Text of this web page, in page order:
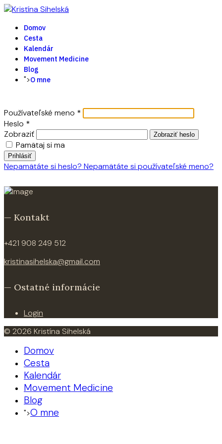
Domov
Cesta
Kalendár
Movement Medicine
Blog
">O mne
Používateľské meno *
Heslo *
Zobraziť
Zobraziť heslo
Pamätaj si ma
Prihlásiť
Nepamätáte si heslo? Nepamätáte si používateľské meno?
— Kontakt
+421 908 249 512
kristinasihelska@gmail.com
— Ostatné informácie
Login
© 2026 Kristína Sihelská
Domov
Cesta
Kalendár
Movement Medicine
Blog
">O mne